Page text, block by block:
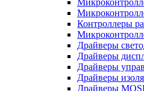
Контроллеры
Драйверы
Драйверы
Драйверы
Драйверы
Драйверы